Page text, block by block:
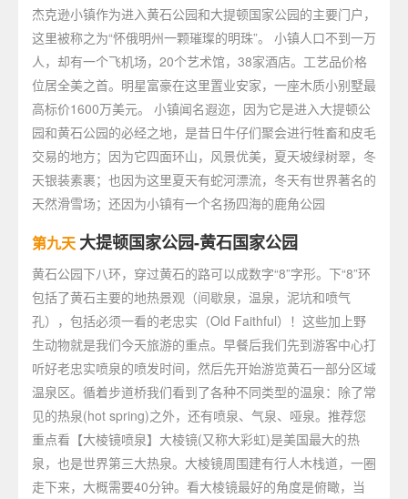
杰克逊小镇作为进入黄石公园和大提顿国家公园的主要门户，
这里被称之为“怀俄明州一颗璀璨的明珠”。 小镇人口不到一万
人，却有一个飞机场，20个艺术馆，38家酒店。工艺品价格
位居全美之首。明星富豪在这里置业安家，一座木质小别墅最
高标价1600万美元。 小镇闻名遐迩，因为它是进入大提顿公
园和黄石公园的必经之地，是昔日牛仔们聚会进行牲畜和皮毛
交易的地方；因为它四面环山，风景优美，夏天坡绿树翠，冬
天银装素裹；也因为这里夏天有蛇河漂流，冬天有世界著名的
天然滑雪场；还因为小镇有一个名扬四海的鹿角公园
第九天 大提顿国家公园-黄石国家公园
黄石公园下八环，穿过黄石的路可以成数字“8”字形。下“8”环
包括了黄石主要的地热景观（间歇泉，温泉，泥坑和喷气
孔），包括必须一看的老忠实（Old Faithful）！这些加上野
生动物就是我们今天旅游的重点。早餐后我们先到游客中心打
听好老忠实喷泉的喷发时间，然后先开始游览黄石一部分区域
温泉区。循着步道桥我们看到了各种不同类型的温泉：除了常
见的热泉(hot spring)之外，还有喷泉、气泉、哑泉。推荐您
重点看【大棱镜喷泉】大棱镜(又称大彩虹)是美国最大的热
泉，也是世界第三大热泉。大棱镜周围建有行人木栈道，一圈
走下来，大概需要40分钟。看大棱镜最好的角度是俯瞰，当